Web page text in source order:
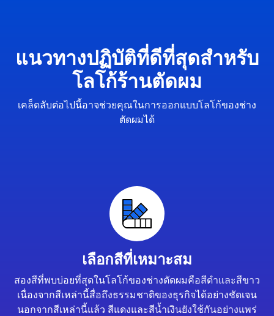
แนวทางปฏิบัติที่ดีที่สุดสำหรับ
โลโก้ร้านตัดผม
เคล็ดลับต่อไปนี้อาจช่วยคุณในการออกแบบโลโก้ของช่าง
ตัดผมได้
เลือกสีที่เหมาะสม
สองสีที่พบบ่อยที่สุดในโลโก้ของช่างตัดผมคือสีดำและสีขาว
เนื่องจากสีเหล่านี้สื่อถึงธรรมชาติของธุรกิจได้อย่างชัดเจน
นอกจากสีเหล่านี้แล้ว สีแดงและสีน้ำเงินยังใช้กันอย่างแพร่